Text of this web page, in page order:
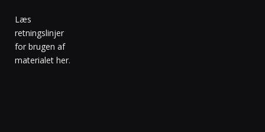
Læs
retningslinjer
for brugen af
materialet her.